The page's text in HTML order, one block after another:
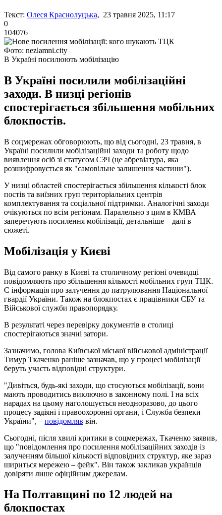
Текст: Олеся Краснолуцька, 23 травня 2025, 11:17
0
104076
Фото: nezlamni.city
В Україні посилюють мобілізацію
В Україні посилили мобілізаційні
заходи. В низці регіонів
спостерігається збільшення мобільних
блокпостів.
В соцмережах обговорюють, що від сьогодні, 23 травня, в
Україні посилили мобілізаційні заходи та роботу щодо
виявлення осіб зі статусом СЗЧ (це абревіатура, яка
розшифровується як "самовільне залишення частини").
У низці областей спостерігається збільшення кількості блок
постів та виїзних груп територіальних центрів
комплектування та соціальної підтримки. Аналогічні заходи
очікуються по всім регіонам. Паралельно з цим в КМВА
заперечують посилення мобілізації, детальніше – далі в
сюжеті.
Мобілізація у Києві
Від самого ранку в Києві та столичному регіоні очевидці
повідомляють про збільшення кількості мобільних груп ТЦК.
Є інформація про залучення до патрулювання Національної
гвардії України. Також на блокпостах є працівники СБУ та
Військової служби правопорядку.
В результаті через перевірку документів в столиці
спостерігаються значні затори.
Зазначимо, голова Київської міської військової адміністрації
Тимур Ткаченко раніше зазначав, що у процесі мобілізації
беруть участь відповідні структури.
"Дивіться, будь-які заходи, що стосуються мобілізації, вони
мають проводитись виключно в законному полі. І на всіх
нарадах на цьому наголошується неодноразово, до цього
процесу задіяні і правоохоронні органи, і Служба безпеки
України", – повідомляв він.
Сьогодні, після хвилі критики в соцмережах, Ткаченко заявив,
що "повідомлення про посилення мобілізаційних заходів із
залученням більшої кількості відповідних структур, яке зараз
шириться мережею – фейк". Він також закликав українців
довіряти лише офіційним джерелам.
На Полтавщині по 12 людей на
блокпостах